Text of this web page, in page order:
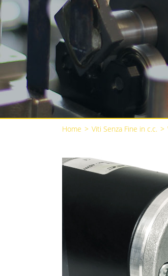
Home > Viti Senza Fine in c.c. >